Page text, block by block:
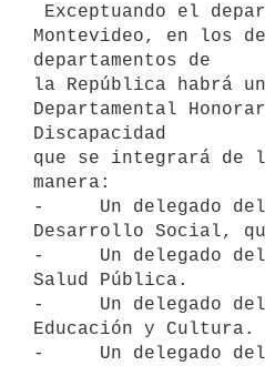
Montevideo, en los
departamentos de
la República habrá
Departamental
Discapacidad
que se integrará de
manera:
-     Un delegado
Desarrollo Social,
-     Un delegado
Salud Pública.
-     Un delegado
Educación y Cultura.
-     Un delegado